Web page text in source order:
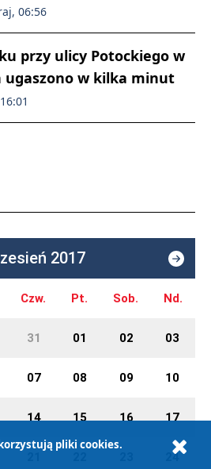
06:56
przy ulicy Potockiego w
ugaszono w kilka minut
2017
Czw. Pt. Sob. Nd.
31 01 02 03
07 08 09 10
14 15 16 17
24
pliki cookies.